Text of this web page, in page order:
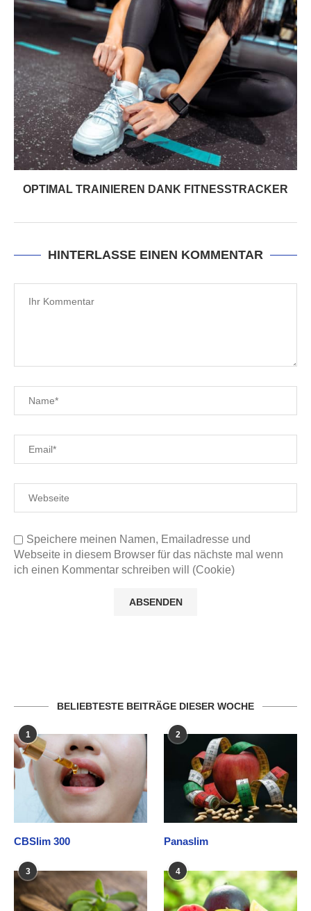
OPTIMAL TRAINIEREN DANK FITNESSTRACKER
HINTERLASSE EINEN KOMMENTAR
Speichere meinen Namen, Emailadresse und
Webseite in diesem Browser für das nächste mal wenn
ich einen Kommentar schreiben will (Cookie)
BELIEBTESTE BEITRÄGE DIESER WOCHE
1
CBSlim 300
2
Panaslim
3 4